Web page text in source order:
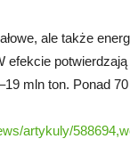
ale także
efekcie
mln ton. Ponad
artykuly/